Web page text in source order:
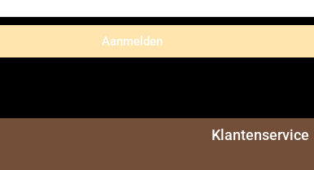
Aanmelden
Klantenservice